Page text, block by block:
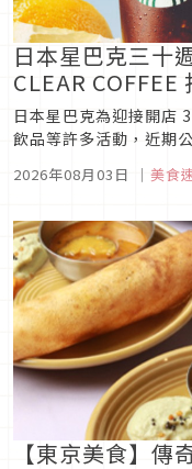
日本星巴克三十
CLEAR
日本星巴克為迎接開店
飲品等許多活動，近期
是飲品（コーヒーって
款全新研發且口感清爽
了解一下吧！
2026年08月03日 ｜ 美食
【東京美食】